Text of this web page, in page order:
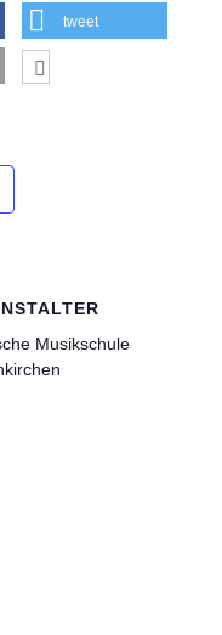
tweet
Musikschule